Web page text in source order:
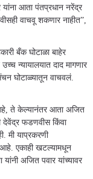
आता पंतप्रधान नरेंद्र
वाचवू शकणार नाहीत”,
बँक घोटाळा बाहेर
न्यायालयात दाद मागणार
घोटाळ्यातून वाचवलं.
ते केल्यानंतर आता अजित
देवेंद्र फडणवीस किंवा
मी याप्रकरणी
आहे. एकाही खटल्यामधून
अजित पवार यांच्यावर